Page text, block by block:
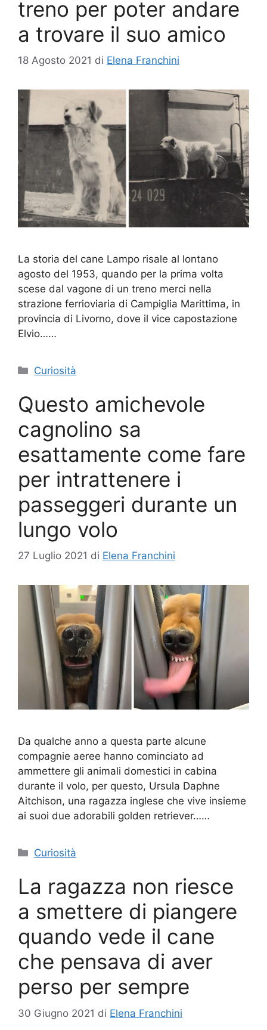
treno per poter andare
a trovare il suo amico
18 Agosto 2021 di Elena Franchini
La storia del cane Lampo risale al lontano
agosto del 1953, quando per la prima volta
scese dal vagone di un treno merci nella
strazione ferrioviaria di Campiglia Marittima, in
provincia di Livorno, dove il vice capostazione
Elvio……
Categorie
Curiosità
Questo amichevole
cagnolino sa
esattamente come fare
per intrattenere i
passeggeri durante un
lungo volo
27 Luglio 2021 di Elena Franchini
Da qualche anno a questa parte alcune
compagnie aeree hanno cominciato ad
ammettere gli animali domestici in cabina
durante il volo, per questo, Ursula Daphne
Aitchison, una ragazza inglese che vive insieme
ai suoi due adorabili golden retriever……
Categorie
Curiosità
La ragazza non riesce
a smettere di piangere
quando vede il cane
che pensava di aver
perso per sempre
30 Giugno 2021 di Elena Franchini